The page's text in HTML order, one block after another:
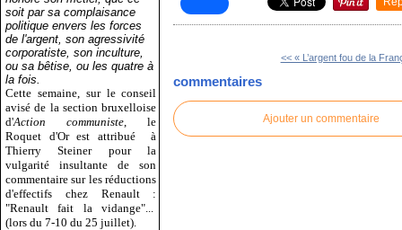
soit par sa complaisance
politique envers les forces
de l'argent, son agressivité
corporatiste, son inculture,
ou sa bêtise, ou les quatre à
la fois.
Cette semaine, sur le conseil
avisé de la section bruxelloise
d'Action communiste , le
Roquet d'Or est attribué
à
Thierry Steiner pour la
vulgarité insultante de son
commentaire sur les réductions
d'effectifs chez Renault :
"Renault fait la vidange"...
(lors du 7-10 du 25 juillet).
<< « L’argent fou de la
commentaires
Ajouter un commentaire